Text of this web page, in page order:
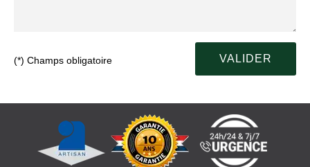
(*) Champs obligatoire